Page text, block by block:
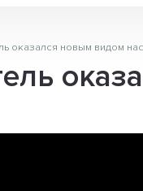
оказался новым видом